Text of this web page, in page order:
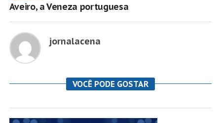
Aveiro, a Veneza portuguesa
jornalacena
VOCÊ PODE GOSTAR